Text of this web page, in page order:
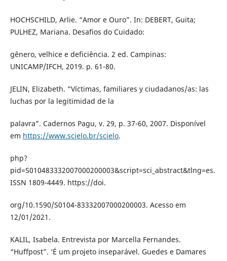
HOCHSCHILD, Arlie. “Amor e Ouro”. In: DEBERT, Guita;
PULHEZ, Mariana. Desafios do Cuidado:
gênero, velhice e deficiência. 2 ed. Campinas:
UNICAMP/IFCH, 2019. p. 61-80.
JELIN, Elizabeth. “Víctimas, familiares y ciudadanos/as: las
luchas por la legitimidad de la
palavra”. Cadernos Pagu, v. 29, p. 37-60, 2007. Disponível
em https://www.scielo.br/scielo.
php?
pid=S010483332007000200003&script=sci_abstract&tlng=es.
ISSN 1809-4449. https://doi.
org/10.1590/S0104-83332007000200003. Acesso em
12/01/2021.
KALIL, Isabela. Entrevista por Marcella Fernandes.
“Huffpost”. ‘É um projeto inseparável. Guedes e Damares